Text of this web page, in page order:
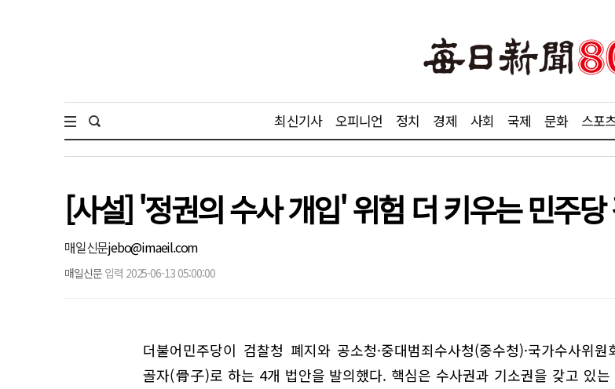
최신기사 오피니언 정치 경제 사회 국제 문화 스포
[사설] '정권의 수사 개입' 위험 더 키우는 민주
매일신문jebo@imaeil.com
매일신문 입력 2025-06-13 05:00:00
더불어민주당이 검찰청 폐지와 공소청·중대범죄수사청(중수청)·국가수사위원
골자(骨子)로 하는 4개 법안을 발의했다. 핵심은 수사권과 기소권을 갖고 있는